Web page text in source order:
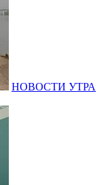
НОВОСТИ УТРА